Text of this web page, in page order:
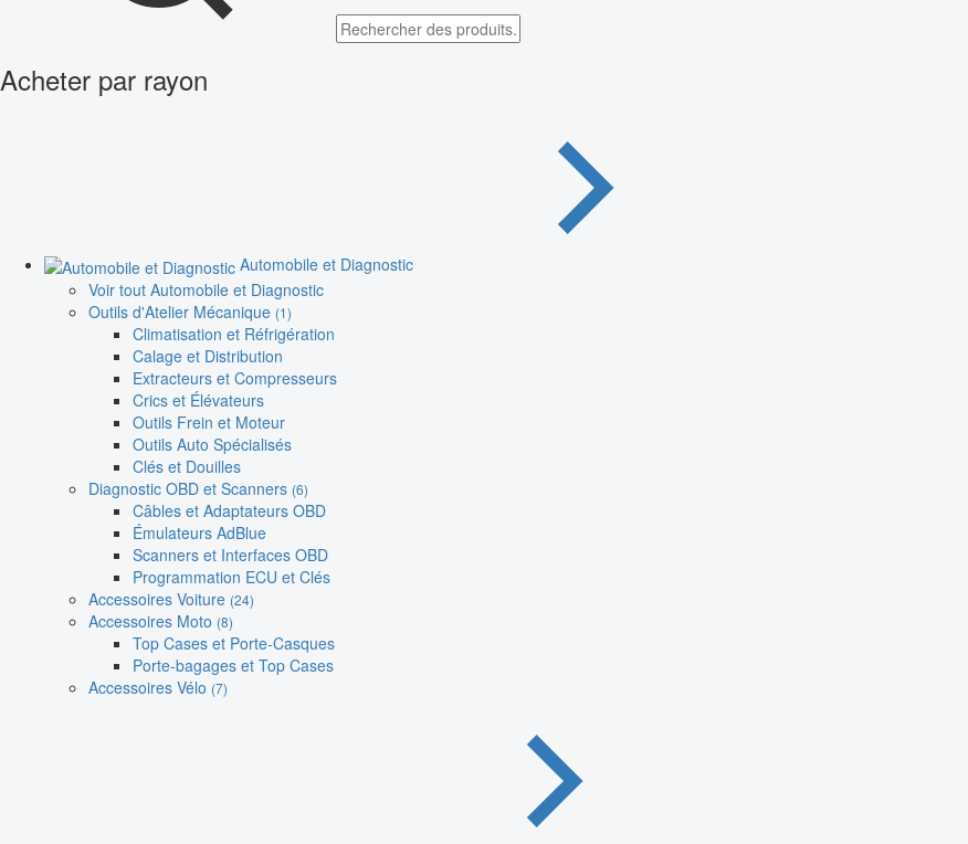
Acheter par rayon
Automobile et Diagnostic
Voir tout Automobile et Diagnostic
Outils d'Atelier Mécanique (1)
Climatisation et Réfrigération
Calage et Distribution
Extracteurs et Compresseurs
Crics et Élévateurs
Outils Frein et Moteur
Outils Auto Spécialisés
Clés et Douilles
Diagnostic OBD et Scanners (6)
Câbles et Adaptateurs OBD
Émulateurs AdBlue
Scanners et Interfaces OBD
Programmation ECU et Clés
Accessoires Voiture (24)
Accessoires Moto (8)
Top Cases et Porte-Casques
Porte-bagages et Top Cases
Accessoires Vélo (7)